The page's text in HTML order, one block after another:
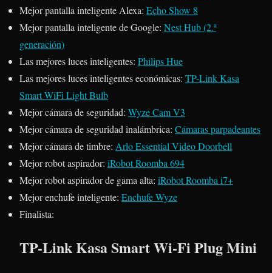
Mejor pantalla inteligente Alexa: Echo Show 8
Mejor pantalla inteligente de Google: Nest Hub (2.ª
generación)
Las mejores luces inteligentes: Philips Hue
Las mejores luces inteligentes económicas: TP-Link Kasa
Smart WiFi Light Bulb
Mejor cámara de seguridad: Wyze Cam V3
Mejor cámara de seguridad inalámbrica: Cámaras parpadeantes
Mejor cámara de timbre: Arlo Essential Video Doorbell
Mejor robot aspirador: iRobot Roomba 694
Mejor robot aspirador de gama alta: iRobot Roomba i7+
Mejor enchufe inteligente: Enchufe Wyze
Finalista:
TP-Link Kasa Smart Wi-Fi Plug Mini